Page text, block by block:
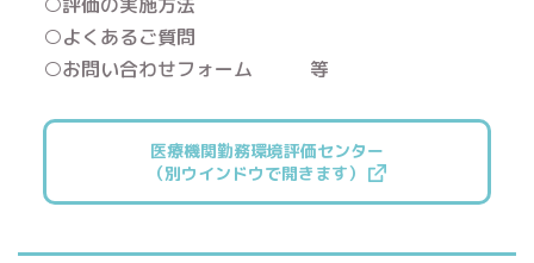
○よくあるご質問
○お問い合わせフォーム 等
医療機関勤務環境評価センター
（別ウインドウで開きます）